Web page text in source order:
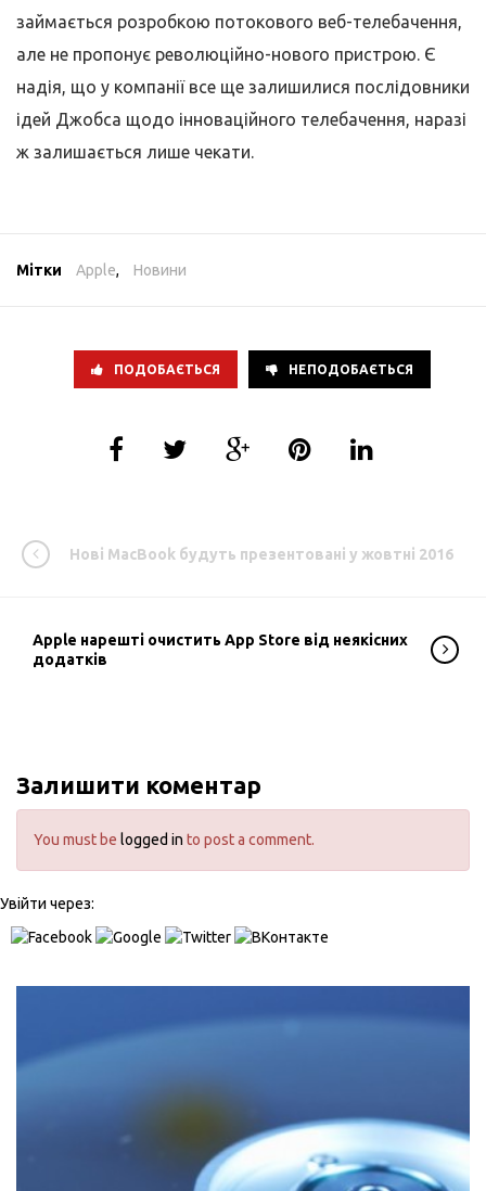
займається розробкою потокового веб-телебачення,
але не пропонує революційно-нового пристрою. Є
надія, що у компанії все ще залишилися послідовники
ідей Джобса щодо інноваційного телебачення, наразі
ж залишається лише чекати.
Мітки Apple, Новини
ПОДОБАЄТЬСЯ НЕПОДОБАЄТЬСЯ
Нові MacBook будуть презентовані у жовтні 2016
Apple нарешті очистить App Store від неякісних
додатків
Залишити коментар
You must be logged in to post a comment.
Увійти через: